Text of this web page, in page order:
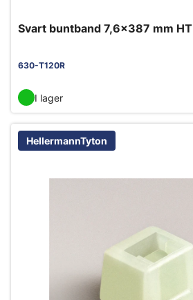
Svart buntband 7,6x387 mm HT
630-T120R
I lager
HellermannTyton